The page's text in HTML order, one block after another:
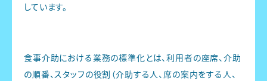
しています。
食事介助における業務の標準化とは、利用者の座席、介助
の順番、スタッフの役割（介助する人、席の案内をする人、